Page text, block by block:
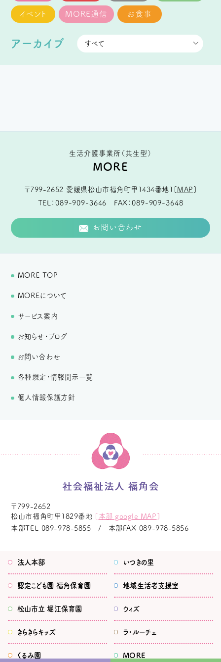
イベント MORE通信 お食事
アーカイブ
生活介護事業所（共生型）
MORE
〒799-2652 愛媛県松山市福角町甲1434番地1 [ MAP ]
TEL
089-909-3646 FAX 089-909-3648
お問い合わせ
MORE TOP
MOREについて
サービス案内
お知らせ・ブログ
お問い合わせ
各種規定・情報開示一覧
個人情報保護方針
〒799-2652
松山市福角町甲1829番地 [ 本部 google MAP ]
本部TEL
089-978-5855 本部FAX 089-978-5856
法人本部
認定こども園 福角保育園
松山市立堀江保育園
きらきらキッズ
くるみ園
いつきの里
地域生活者支援室
ウィズ
ラ・ルーチェ
MORE